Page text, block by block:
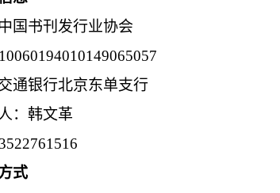
国书刊发行业协会
通银行北京东单支行
：韩文革
式